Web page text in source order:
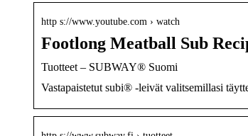
http s://www.youtube.com › watch
Footlong Meatball Sub
Tuotteet – SUBWAY® Suomi
Vastapaistetut subi® -leivät valitsemillasi